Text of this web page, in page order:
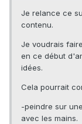
Je relance ce
contenu.
Je voudrais
en ce début
idées.
Cela pourrait
-peindre sur
avec les mains.